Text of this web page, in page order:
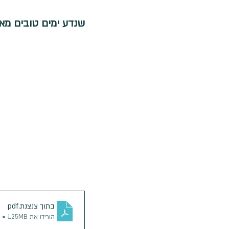
שנדע ימים טובים
בתוך צנצנת.pdf
הורידו את PDF • 1.25MB